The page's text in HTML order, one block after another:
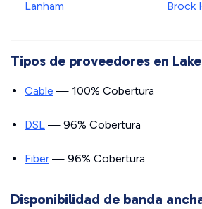
Lanham Brock
Tipos de proveedores en
Cable — 100% Cobertura
DSL — 96% Cobertura
Fiber — 96% Cobertura
Disponibilidad de banda